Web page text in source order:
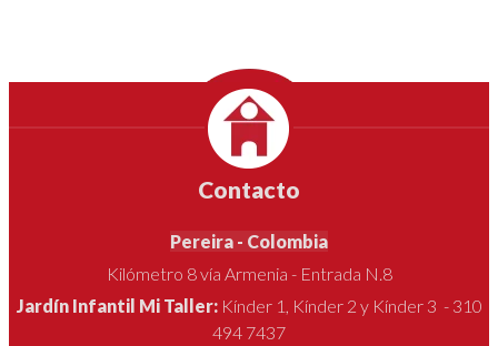
Contacto
Pereira - Colombia
Kilómetro 8 vía Armenia - Entrada N.8
Jardín Infantil Mi Taller: Kínder 1, Kínder 2 y Kínder 3 - 310
494 7437